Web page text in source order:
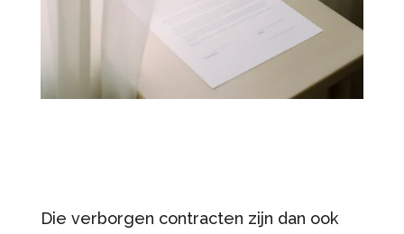
Die verborgen contracten zijn dan ook